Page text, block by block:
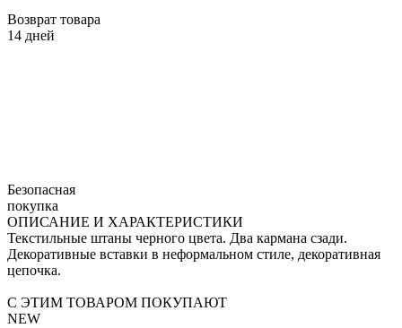
Возврат товара
14 дней
Безопасная
покупка
ОПИСАНИЕ И ХАРАКТЕРИСТИКИ
Текстильные штаны черного цвета. Два кармана сзади.
Декоративные вставки в неформальном стиле, декоративная
цепочка.
С ЭТИМ ТОВАРОМ ПОКУПАЮТ
NEW